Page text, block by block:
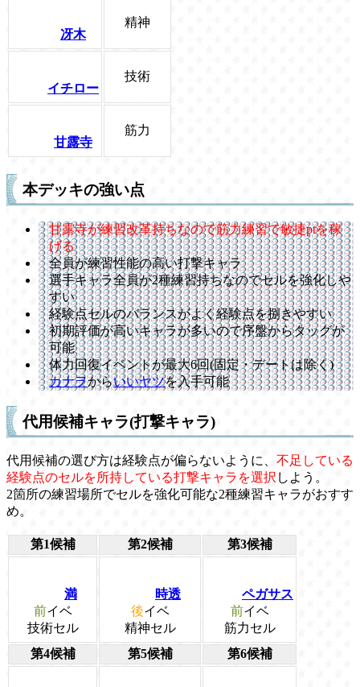
冴木
精神
イチロー
技術
甘露寺
筋力
本デッキの強い点
甘露寺が練習改革持ちなので筋力練習で敏捷ptを稼
げる
全員が練習性能の高い打撃キャラ
選手キャラ全員が2種練習持ちなのでセルを強化しや
すい
経験点セルのバランスがよく経験点を捌きやすい
初期評価が高いキャラが多いので序盤からタッグが
可能
体力回復イベントが最大6回(固定・デートは除く)
カナヲからいいヤツを入手可能
代用候補キャラ(打撃キャラ)
代用候補の選び方は経験点が偏らないように、 不足している
経験点のセルを所持している打撃キャラを選択 しよう。
2箇所の練習場所でセルを強化可能な2種練習キャラがおすす
め。
第1候補 第2候補 第3候補
満
前イベ
技術セル
時透
後イベ
精神セル
ペガサス
前イベ
筋力セル
第4候補
第5候補 第6候補